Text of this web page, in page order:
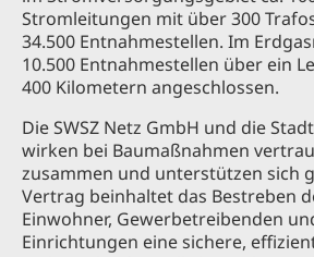
Stromleitungen mit über 300
34.500 Entnahmestellen. Im
10.500 Entnahmestellen über ein
400 Kilometern angeschlossen.
Die SWSZ Netz GmbH und die
wirken bei Baumaßnahmen
zusammen und unterstützen sich
Vertrag beinhaltet das Bestreben
Einwohner, Gewerbetreibenden
Einrichtungen eine sichere,